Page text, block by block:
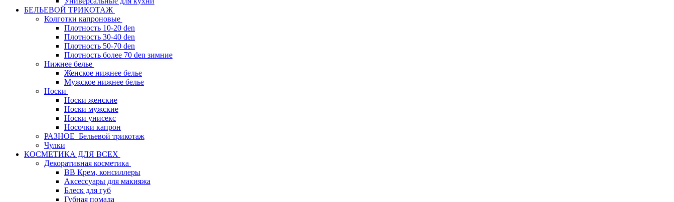
БЕЛЬЕВОЙ ТРИКОТАЖ
Колготки капроновые
Плотность 10-20 den
Плотность 30-40 den
Плотность 50-70 den
Плотность более 70 den зимние
Нижнее белье
Женское нижнее белье
Мужское нижнее белье
Носки
Носки женские
Носки мужские
Носки унисекс
Носочки капрон
РАЗНОЕ_Бельевой трикотаж
Чулки
КОСМЕТИКА ДЛЯ ВСЕХ
Декоративная косметика
BB Крем, консиллеры
Аксессуары для макияжа
Блеск для губ
Губная помада